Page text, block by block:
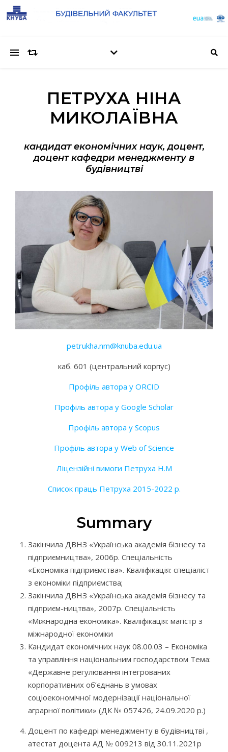
ПЕТРУХА НІНА
МИКОЛАЇВНА
кандидат економічних наук, доцент,
доцент кафедри менеджменту в
будівництві
petrukha.nm@knuba.edu.ua
каб. 601 (центральний корпус)
Профіль автора у ORCID
Профіль автора у Google Scholar
Профіль автора у Scopus
Профіль автора у Web of Science
Ліцензійні вимоги Петруха Н.М
Список праць Петруха 2015-2022 р.
Summary
Закінчила ДВНЗ «Українська академія бізнесу та
підприємництва», 2006р. Спеціальність
«Економіка підприємства». Кваліфікація: спеціаліст
з економіки підприємства;
Закінчила ДВНЗ «Українська академія бізнесу та
підприєм-ництва», 2007р. Спеціальність
«Міжнародна економіка». Кваліфікація: магістр з
міжнародної економіки
Кандидат економічних наук 08.00.03 – Економіка
та управління національним господарством Тема:
«Державне регулювання інтегрованих
корпоративних об’єднань в умовах
соціоекономічної модернізації національної
аграрної політики» (ДК № 057426, 24.09.2020 р.)
Доцент по кафедрі менеджменту в будівництві ,
атестат доцента АД № 009213 від 30.11.2021р